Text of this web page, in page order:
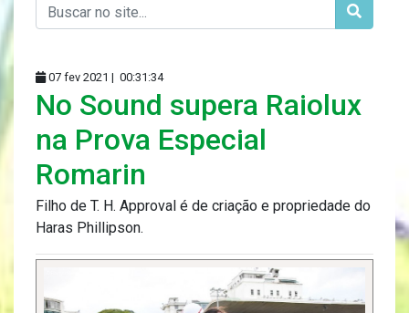
07 fev 2021 | 00:31:34
No Sound supera Raiolux
na Prova Especial
Romarin
Filho de T. H. Approval é de criação e propriedade do
Haras Phillipson.